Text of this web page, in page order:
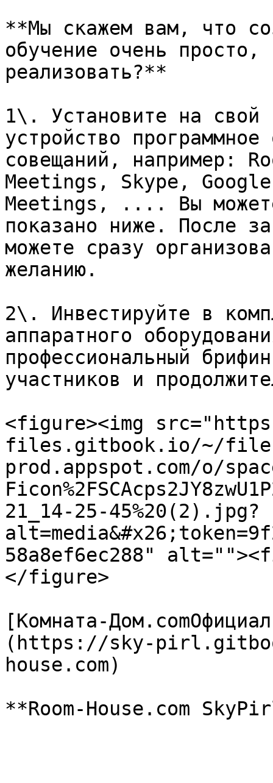
**Мы скажем вам, что
обучение очень
реализовать?**
1\. Установите на свой
устройство
совещаний, например:
Meetings, Skype, Google
Meetings, .... Вы
показано ниже. После
можете сразу
желанию.
2\. Инвестируйте в
аппаратного
профессиональный
участников и
<figure><img
files.gitbook.io/~/
prod.appspot.com/o/
21_14-25-45%20(2).jpg?
58a8ef6ec288"
</figure>
[Комната-
(https://sky-
house.com)